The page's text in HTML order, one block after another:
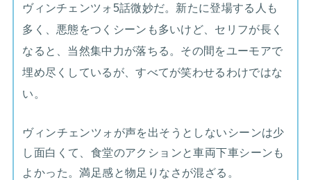
ヴィンチェンツォ5話微妙だ。新たに登場する人も
多く、悪態をつくシーンも多いけど、セリフが長く
なると、当然集中力が落ちる。その間をユーモアで
埋め尽くしているが、すべてが笑わせるわけではな
い。
ヴィンチェンツォが声を出そうとしないシーンは少
し面白くて、食堂のアクションと車両下車シーンも
よかった。満足感と物足りなさが混ざる。